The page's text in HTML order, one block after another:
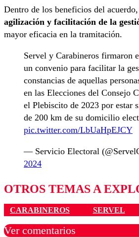
Dentro de los beneficios del
agilización y facilitación de la
mayor eficacia en la tramitación.
Servel y Carabineros firmaron
un convenio para facilitar la
constancias de aquellas
en las Elecciones del Consejo
el Plebiscito de 2023 por estar
de 200 km de su domicilio
pic.twitter.com/LbUaHpEJCY
— Servicio Electoral
2024
OTROS TEMAS A
CARABINEROS SERVEL
Ver comentarios